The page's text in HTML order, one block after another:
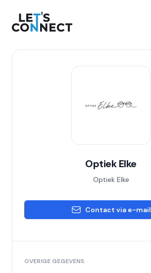
Let's Connect
Optiek Elke
Optiek Elke
Contact via e-mail
OVERIGE GEGEVENS